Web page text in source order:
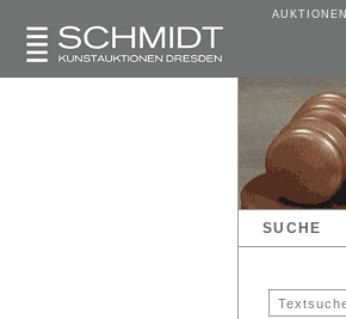
AUKTIONEN
SUCHE